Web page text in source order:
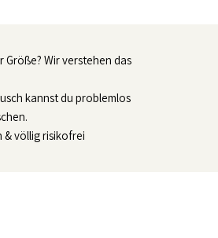
Größe? Wir verstehen das
kannst du problemlos
& völlig risikofrei